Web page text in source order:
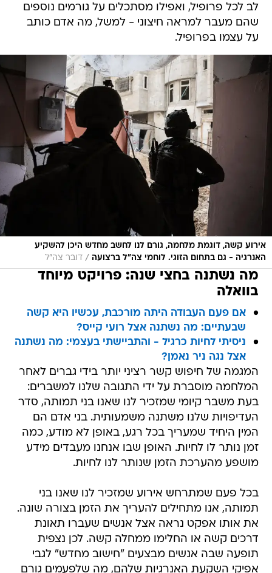
לב לכל פרופיל, ואפילו מסתכלים על גורמים נוספים
שהם מעבר למראה חיצוני - למשל, מה אדם כותב
על עצמו בפרופיל.
אירוע קשה, דוגמת מלחמה, גורם לנו לחשב מחדש היכן להשקיע
האנרגיה - גם בתחום הזוגי. לוחמי צה"ל ברצועה / דובר צה"ל
מה נשתנה בחצי שנה: פרויקט מיוחד
בוואלה
אם פעם העבודה היתה מורכבת, עכשיו היא קשה
שבעתיים: מה נשתנה אצל רועי קייס?
ניסיתי לחיות כרגיל - והתביישתי בעצמי: מה נשתנה
אצל נגה ניר נאמן?
המגמה של חיפוש קשר רציני יותר בידי גברים לאחר
המלחמה מוסברת על ידי התגובה שלנו למשברים:
בעת משבר קיומי שמזכיר לנו שאנו בני תמותה, סדר
העדיפויות שלנו משתנה משמעותית. בני אדם הם
המין היחיד שמעריך בכל רגע, באופן לא מודע, כמה
זמן נותר לו לחיות. האופן שבו אנחנו מעבדים מידע
מושפע מהערכת הזמן שנותר לנו לחיות.
בכל פעם שמתרחש אירוע שמזכיר לנו שאנו בני
תמותה, אנו מתחילים להעריך את הזמן בצורה שונה.
את אותו אפקט נראה אצל אנשים שעברו תאונת
דרכים קשה או החלימו ממחלה קשה. לכן נצפית
תופעה שבה אנשים מבצעים "חישוב מחדש" לגבי
אפיקי השקעת האנרגיות שלהם, מה שלפעמים גורם